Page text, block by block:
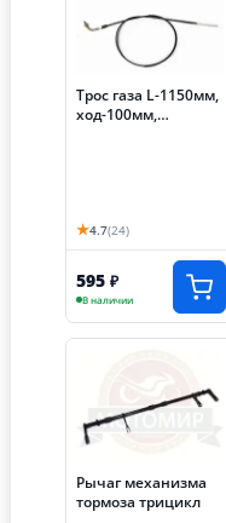
Трос газа L-1150мм,
ход-100мм,
★4.7(24)
595 ₽
В наличии
Рычаг механизма
тормоза трицикл